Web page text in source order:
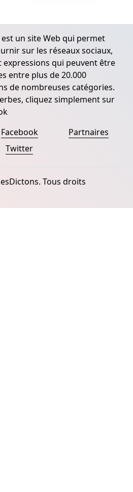
un site Web qui permet
sur les réseaux sociaux,
qui peuvent être
entre plus de 20.000
de nombreuses catégories.
cliquez simplement sur
Facebook
Twitter
Partnaires
Tous droits